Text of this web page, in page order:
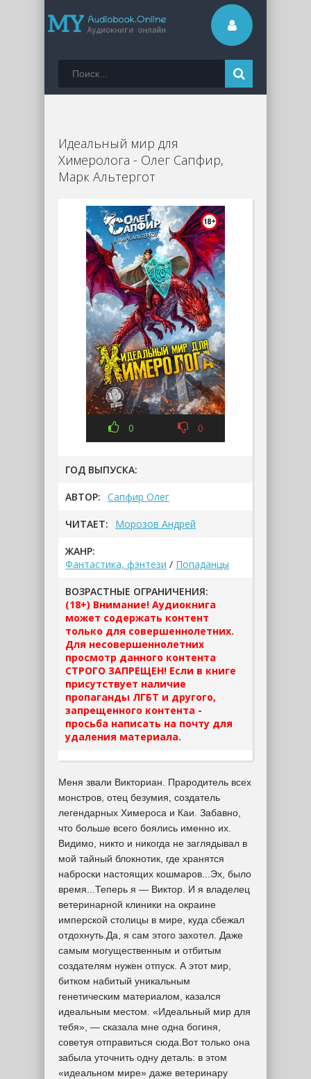
Идеальный мир для
Химеролога - Олег Сапфир,
Марк Альтергот
0 0
ГОД ВЫПУСКА:
АВТОР: Сапфир Олег
ЧИТАЕТ: Морозов Андрей
ЖАНР:
Фантастика, фэнтези / Попаданцы
ВОЗРАСТНЫЕ ОГРАНИЧЕНИЯ:
(18+) Внимание! Аудиокнига
может содержать контент
только для совершеннолетних.
Для несовершеннолетних
просмотр данного контента
СТРОГО ЗАПРЕЩЕН! Если в книге
присутствует наличие
пропаганды ЛГБТ и другого,
запрещенного контента -
просьба написать на почту для
удаления материала.
Меня звали Викториан. Прародитель всех
монстров, отец безумия, создатель
легендарных Химероса и Каи. Забавно,
что больше всего боялись именно их.
Видимо, никто и никогда не заглядывал в
мой тайный блокнотик, где хранятся
наброски настоящих кошмаров...Эх, было
время...Теперь я — Виктор. И я владелец
ветеринарной клиники на окраине
имперской столицы в мире, куда сбежал
отдохнуть.Да, я сам этого захотел. Даже
самым могущественным и отбитым
создателям нужен отпуск. А этот мир,
битком набитый уникальным
генетическим материалом, казался
идеальным местом. «Идеальный мир для
тебя», — сказала мне одна богиня,
советуя отправиться сюда.Вот только она
забыла уточнить одну деталь: в этом
«идеальном мире» даже ветеринару